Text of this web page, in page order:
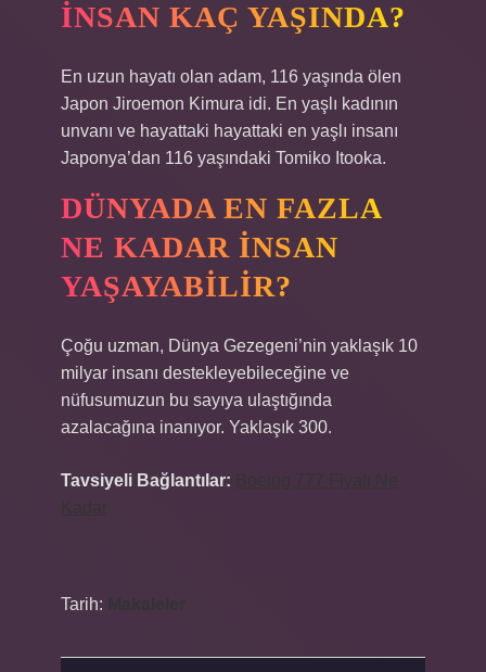
INSAN KAÇ YAŞINDA?
En uzun hayatı olan adam, 116 yaşında ölen
Japon Jiroemon Kimura idi. En yaşlı kadının
unvanı ve hayattaki hayattaki en yaşlı insanı
Japonya’dan 116 yaşındaki Tomiko Itooka.
DÜNYADA EN FAZLA
NE KADAR INSAN
YAŞAYABILIR?
Çoğu uzman, Dünya Gezegeni’nin yaklaşık 10
milyar insanı destekleyebileceğine ve
nüfusumuzun bu sayıya ulaştığında
azalacağına inanıyor. Yaklaşık 300.
Tavsiyeli Bağlantılar:
Tarih: